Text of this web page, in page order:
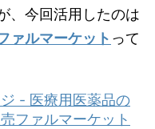
、今回活用したのは
ァルマーケット って
ジ - 医療用医薬品の
ファルマーケット